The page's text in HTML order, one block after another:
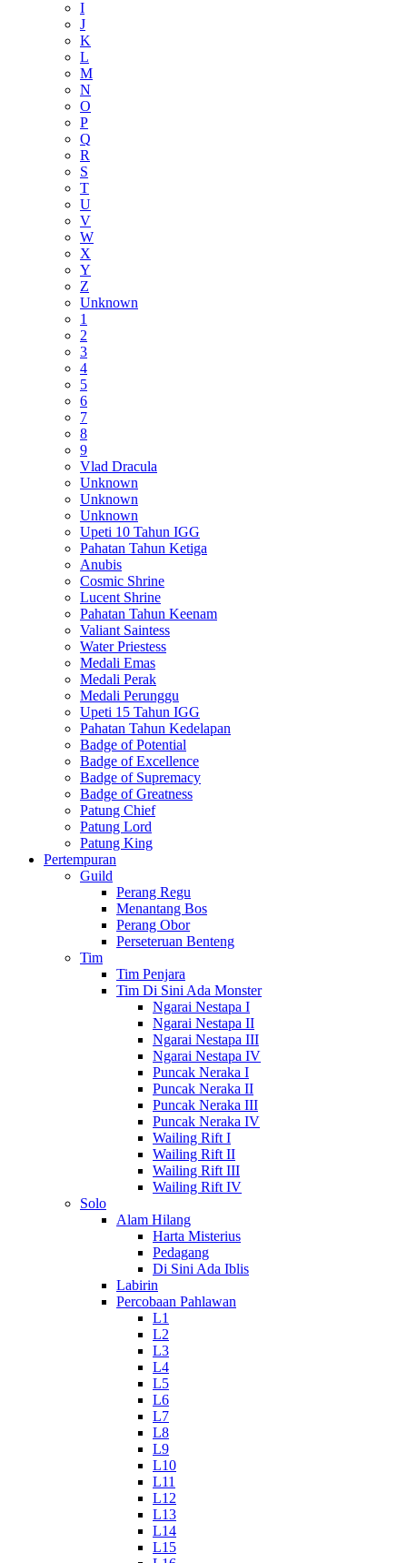
I
J
K
L
M
N
O
P
Q
R
S
T
U
V
W
X
Y
Z
Unknown
1
2
3
4
5
6
7
8
9
Vlad Dracula
Unknown
Unknown
Unknown
Upeti 10 Tahun IGG
Pahatan Tahun Ketiga
Anubis
Cosmic Shrine
Lucent Shrine
Pahatan Tahun Keenam
Valiant Saintess
Water Priestess
Medali Emas
Medali Perak
Medali Perunggu
Upeti 15 Tahun IGG
Pahatan Tahun Kedelapan
Badge of Potential
Badge of Excellence
Badge of Supremacy
Badge of Greatness
Patung Chief
Patung Lord
Patung King
Pertempuran
Guild
Perang Regu
Menantang Bos
Perang Obor
Perseteruan Benteng
Tim
Tim Penjara
Tim Di Sini Ada Monster
Ngarai Nestapa I
Ngarai Nestapa II
Ngarai Nestapa III
Ngarai Nestapa IV
Puncak Neraka I
Puncak Neraka II
Puncak Neraka III
Puncak Neraka IV
Wailing Rift I
Wailing Rift II
Wailing Rift III
Wailing Rift IV
Solo
Alam Hilang
Harta Misterius
Pedagang
Di Sini Ada Iblis
Labirin
Percobaan Pahlawan
L1
L2
L3
L4
L5
L6
L7
L8
L9
L10
L11
L12
L13
L14
L15